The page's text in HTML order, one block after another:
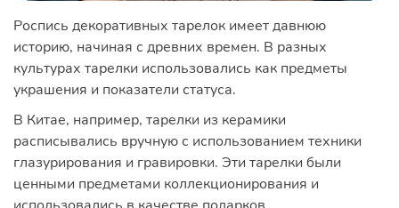
Роспись декоративных тарелок имеет давнюю
историю, начиная с древних времен. В разных
культурах тарелки использовались как предметы
украшения и показатели статуса.
В Китае, например, тарелки из керамики
расписывались вручную с использованием техники
глазурирования и гравировки. Эти тарелки были
ценными предметами коллекционирования и